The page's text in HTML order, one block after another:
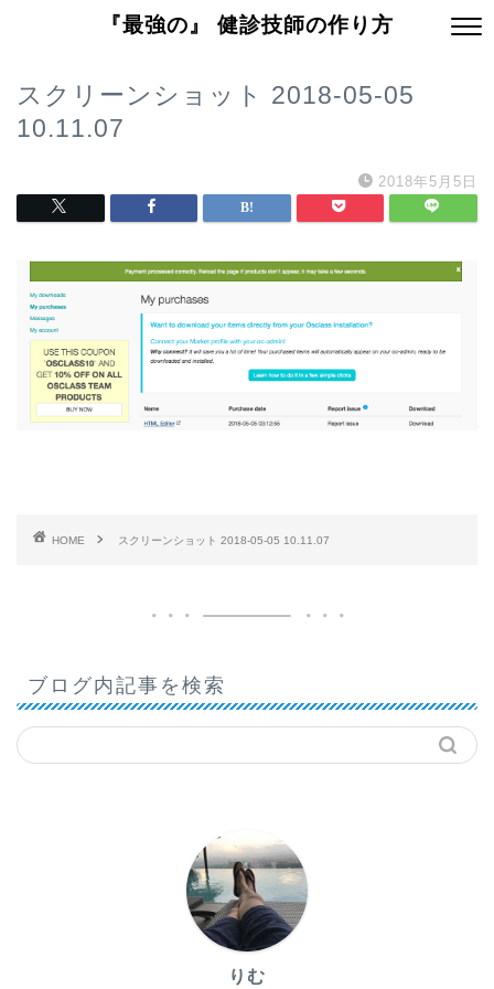
『最強の』 健診技師の作り方
スクリーンショット 2018-05-05
10.11.07
2018年5月5日
HOME スクリーンショット 2018-05-05 10.11.07
ブログ内記事を検索
りむ